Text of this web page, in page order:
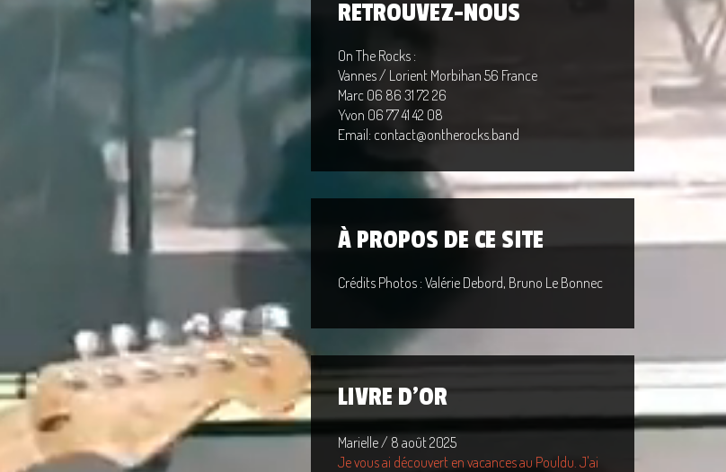
RETROUVEZ-NOUS
On The Rocks :
Vannes / Lorient Morbihan 56 France
Marc 06 86 31 72 26
Yvon 06 77 41 42 08
Email: contact@ontherocks.band
À PROPOS DE CE SITE
Crédits Photos : Valérie Debord, Bruno Le Bonnec
LIVRE D'OR
Marielle/ 8 août 2025
Je vous ai découvert en vacances au Pouldu. J'ai